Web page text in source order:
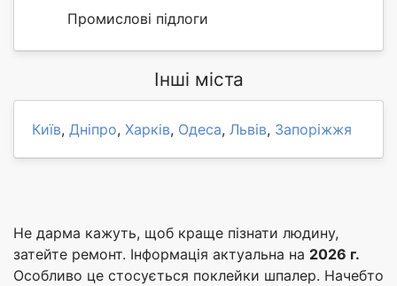
Промислові підлоги
Інші міста
Київ, Дніпро, Харків, Одеса, Львів, Запоріжжя
Не дарма кажуть, щоб краще пізнати людину,
затейте ремонт. Інформація актуальна на 2026 г.
Особливо це стосується поклейки шпалер. Начебто